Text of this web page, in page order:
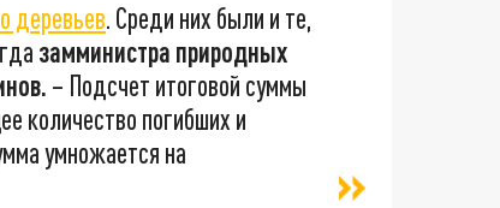
деревьев. Среди них были и те,
замминистра природных
– Подсчет итоговой суммы
количество погибших и
умножается на